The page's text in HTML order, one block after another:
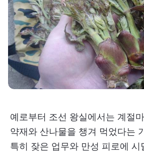
예로부터 조선 왕실에서는 계절
약재와 산나물을 챙겨 먹었다는
특히 잦은 업무와 만성 피로에 시